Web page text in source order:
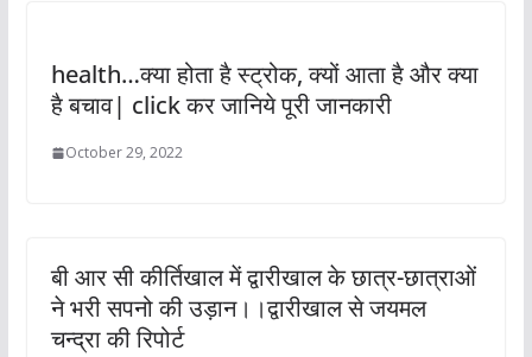
health…क्या होता है स्ट्रोक, क्यों आता है और क्या
है बचाव| click कर जानिये पूरी जानकारी
October 29, 2022
बी आर सी कीर्तिखाल में द्वारीखाल के छात्र-छात्राओं
ने भरी सपनो की उड़ान।।द्वारीखाल से जयमल
चन्द्रा की रिपोर्ट